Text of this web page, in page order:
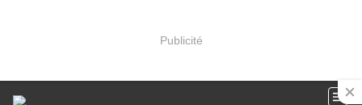
Publicité